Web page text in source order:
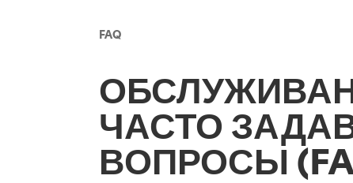
FAQ
ЧАСТО
ВОПРОСЫ